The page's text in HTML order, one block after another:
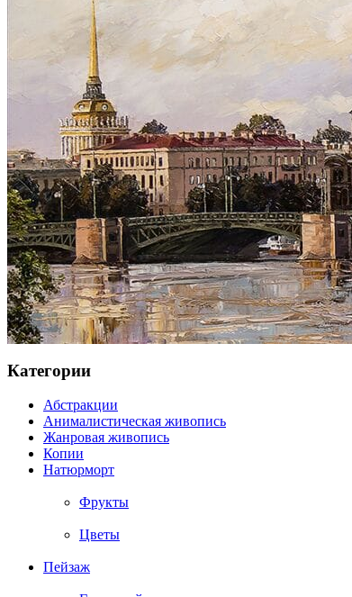
Категории
Абстракции
Анималистическая живопись
Жанровая живопись
Копии
Натюрморт
Фрукты
Цветы
Пейзаж